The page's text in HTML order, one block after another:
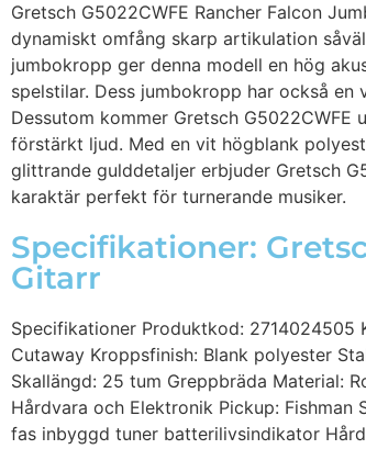
Gretsch G5022CWFE Rancher Falcon
dynamiskt omfång skarp artikulation
jumbokropp ger denna modell en hög
spelstilar. Dess jumbokropp har också
Dessutom kommer Gretsch
förstärkt ljud. Med en vit högblank
glittrande gulddetaljer erbjuder Gretsch
karaktär perfekt för turnerande musiker.
Specifikationer:
Gitarr
Specifikationer Produktkod: 2714024505
Cutaway Kroppsfinish: Blank polyester
Skallängd: 25 tum Greppbräda Material:
Hårdvara och Elektronik Pickup:
fas inbyggd tuner batterilivsindikator